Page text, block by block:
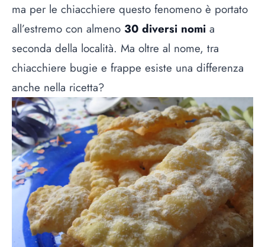
ma per le chiacchiere questo fenomeno è portato
all’estremo con almeno 30 diversi nomi a
seconda della località. Ma oltre al nome, tra
chiacchiere bugie e frappe esiste una differenza
anche nella ricetta?